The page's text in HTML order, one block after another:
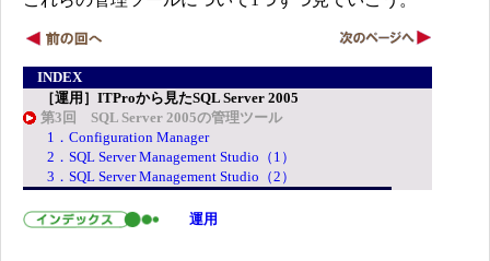
INDEX
［運用］ITProから見たSQL Server 2005
第3回 SQL Server 2005の管理ツール
1．Configuration Manager
2．SQL Server Management Studio（1）
3．SQL Server Management Studio（2）
運用